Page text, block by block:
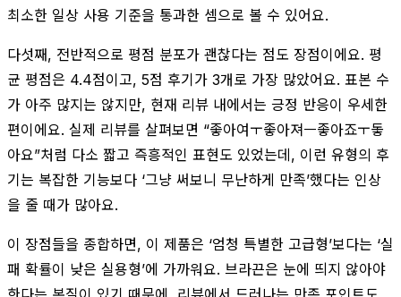
최소한 일상 사용 기준을 통과한 셈으로 볼 수 있어요.
다섯째, 전반적으로 평점 분포가 괜찮다는 점도 장점이에요. 평
균 평점은 4.4점이고, 5점 후기가 3개로 가장 많았어요. 표본 수
가 아주 많지는 않지만, 현재 리뷰 내에서는 긍정 반응이 우세한
편이에요. 실제 리뷰를 살펴보면 “좋아여ㅜ좋아져ㅡ좋아죠ㅜ돟
아요”처럼 다소 짧고 즉흥적인 표현도 있었는데, 이런 유형의 후
기는 복잡한 기능보다 ‘그냥 써보니 무난하게 만족’했다는 인상
을 줄 때가 많아요.
이 장점들을 종합하면, 이 제품은 ‘엄청 특별한 고급형’보다는 ‘실
패 확률이 낮은 실용형’에 가까워요. 브라끈은 눈에 띄지 않아야